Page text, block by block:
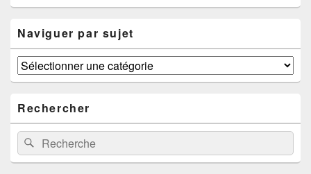
Naviguer par sujet
Naviguer
par
Rechercher
Recherche :Recherche